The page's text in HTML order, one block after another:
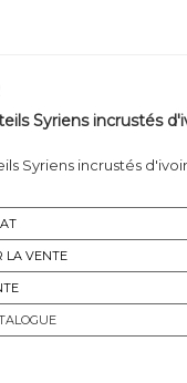
Syriens incrustés
Syriens incrustés
LA VENTE